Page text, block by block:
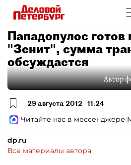
Пападопулос готов
"Зенит", сумма
обсуждается
Автор
29 августа 2012 11:24
Читайте нас в мессенджере
dp.ru
Все материалы автора